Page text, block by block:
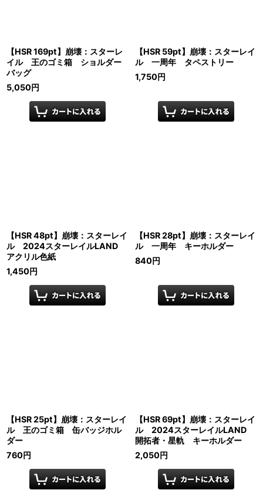
【HSR 169pt】崩壊：スターレ
イル 王のゴミ箱 ショルダー
バッグ
5,050円
【HSR 59pt】崩壊：スターレイ
ル 一周年 タペストリー
1,750円
【HSR 48pt】崩壊：スターレイ
ル 2024スターレイルLAND
アクリル色紙
1,450円
【HSR 28pt】崩壊：スターレイ
ル 一周年 キーホルダー
840円
【HSR 25pt】崩壊：スターレイ
ル 王のゴミ箱 缶バッジホル
ダー
760円
【HSR 69pt】崩壊：スターレイ
ル 2024スターレイルLAND
開拓者・星軌 キーホルダー
2,050円